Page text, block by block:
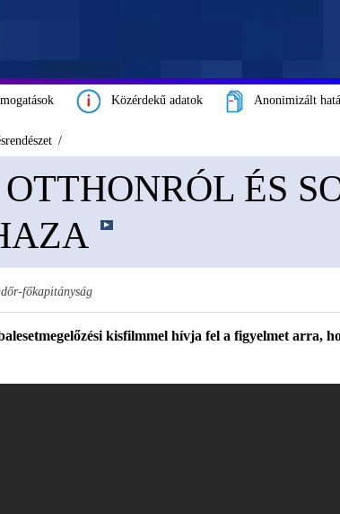
Közérdekű adatok Anonimizált
ÉS
főkapitányság
kisfilmmel hívja fel a figyelmet arra,